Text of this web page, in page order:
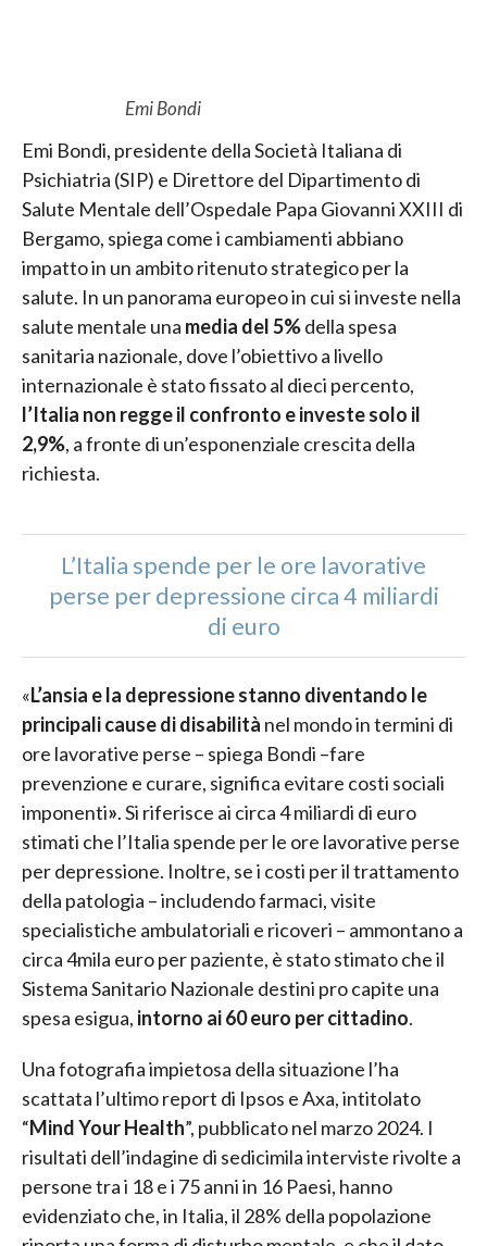
Emi Bondi
Emi Bondi, presidente della Società Italiana di
Psichiatria (SIP) e Direttore del Dipartimento di
Salute Mentale dell’Ospedale Papa Giovanni XXIII di
Bergamo, spiega come i cambiamenti abbiano
impatto in un ambito ritenuto strategico per la
salute. In un panorama europeo in cui si investe nella
salute mentale una media del 5%della spesa
sanitaria nazionale, dove l’obiettivo a livello
internazionale è stato fissato al dieci percento,
l’Italia non regge il confronto e investe solo il
2,9%, a fronte di un’esponenziale crescita della
richiesta.
L’Italia spende per le ore lavorative
perse per depressione circa 4 miliardi
di euro
«L’ansia e la depressione stanno diventando le
principali cause di disabilità nel mondo in termini di
ore lavorative perse – spiega Bondi –fare
prevenzione e curare, significa evitare costi sociali
imponenti». Si riferisce ai circa 4 miliardi di euro
stimati che l’Italia spende per le ore lavorative perse
per depressione. Inoltre, se i costi per il trattamento
della patologia – includendo farmaci, visite
specialistiche ambulatoriali e ricoveri – ammontano a
circa 4mila euro per paziente, è stato stimato che il
Sistema Sanitario Nazionale destini pro capite una
spesa esigua, intorno ai 60 euro per cittadino.
Una fotografia impietosa della situazione l’ha
scattata l’ultimo report di Ipsos e Axa, intitolato
“Mind Your Health”, pubblicato nel marzo 2024. I
risultati dell’indagine di sedicimila interviste rivolte a
persone tra i 18 e i 75 anni in 16 Paesi, hanno
evidenziato che, in Italia, il 28% della popolazione